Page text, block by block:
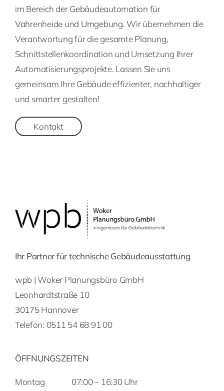
im Bereich der Gebäudeautomation für
Vahrenheide und Umgebung. Wir übernehmen die
Verantwortung für die gesamte Planung,
Schnittstellenkoordination und Umsetzung Ihrer
Automatisierungsprojekte. Lassen Sie uns
gemeinsam Ihre Gebäude effizienter, nachhaltiger
und smarter gestalten!
Kontakt
Ihr Partner für technische Gebäudeausstattung
wpb | Woker Planungsbüro GmbH
Leonhardtstraße 10
30175 Hannover
Telefon: 0511 54 68 91 00
ÖFFNUNGSZEITEN
Montag
07:00 – 16:30 Uhr